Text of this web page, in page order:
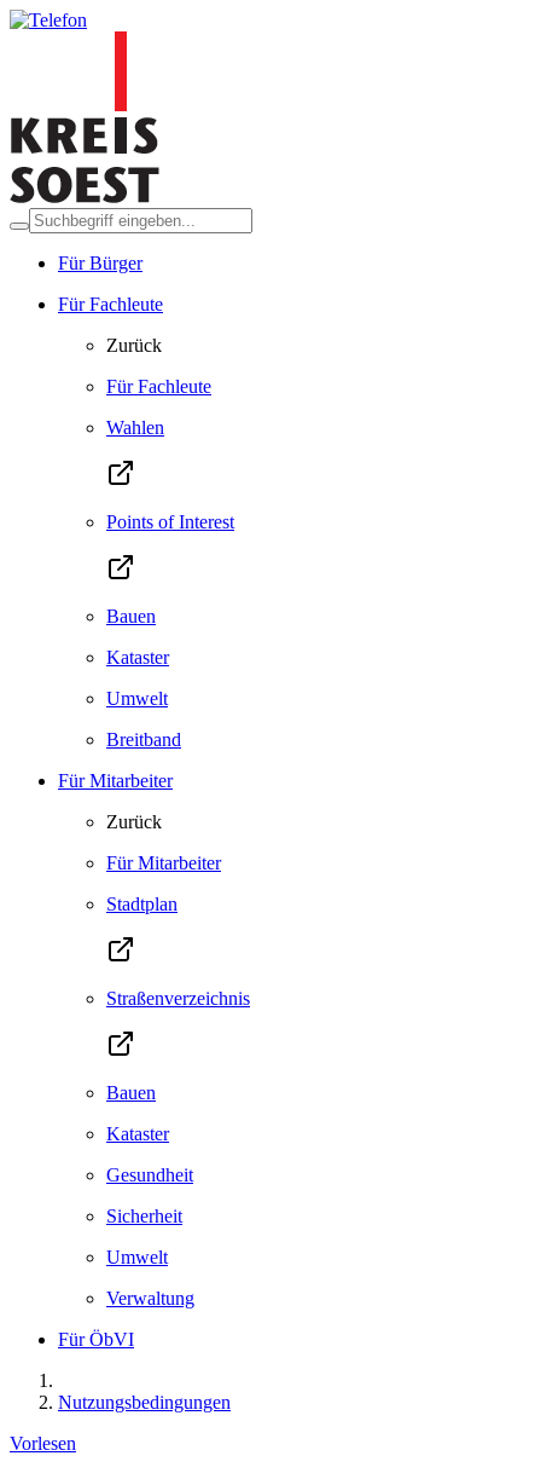
Für Bürger
Für Fachleute
Zurück
Für Fachleute
Wahlen
Points of Interest
Bauen
Kataster
Umwelt
Breitband
Für Mitarbeiter
Zurück
Für Mitarbeiter
Stadtplan
Straßenverzeichnis
Bauen
Kataster
Gesundheit
Sicherheit
Umwelt
Verwaltung
Für ÖbVI
Nutzungsbedingungen
Vorlesen